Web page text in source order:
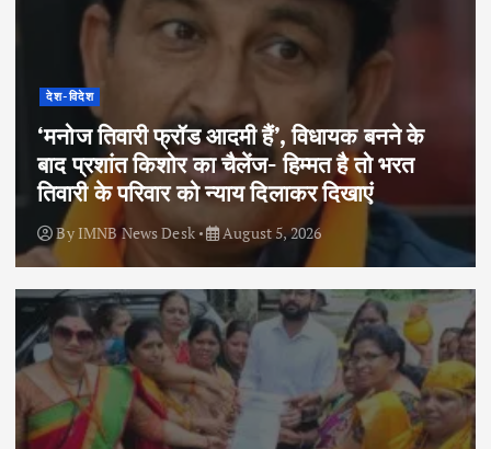
देश-विदेश
‘मनोज तिवारी फ्रॉड आदमी हैं’, विधायक बनने के
बाद प्रशांत किशोर का चैलेंज- हिम्मत है तो भरत
तिवारी के परिवार को न्याय दिलाकर दिखाएं
By IMNB News Desk August 5, 2026